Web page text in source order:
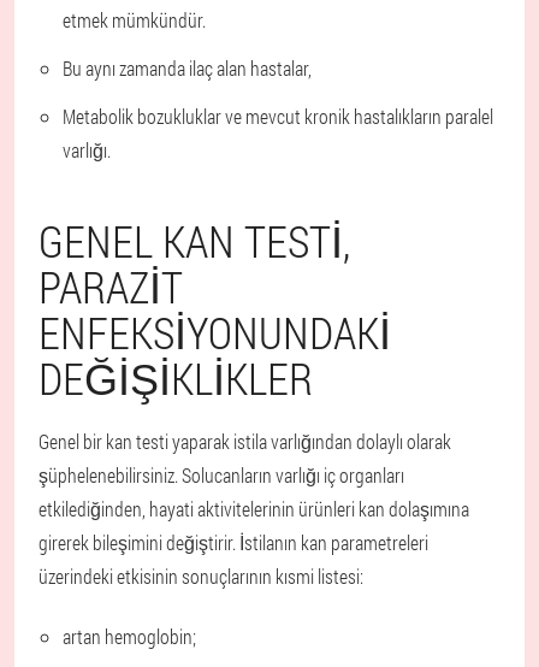
etmek mümkündür.
Bu aynı zamanda ilaç alan hastalar,
Metabolik bozukluklar ve mevcut kronik hastalıkların paralel
varlığı.
GENEL KAN TESTI,
PARAZIT
ENFEKSIYONUNDAKI
DEĞIŞIKLIKLER
Genel bir kan testi yaparak istila varlığından dolaylı olarak
şüphelenebilirsiniz. Solucanların varlığı iç organları
etkilediğinden, hayati aktivitelerinin ürünleri kan dolaşımına
girerek bileşimini değiştirir. İstilanın kan parametreleri
üzerindeki etkisinin sonuçlarının kısmi listesi:
artan hemoglobin;